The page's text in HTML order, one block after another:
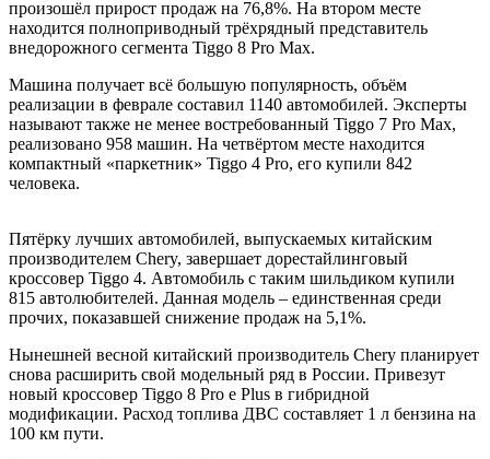
произошёл прирост продаж на 76,8%. На втором месте
находится полноприводный трёхрядный представитель
внедорожного сегмента Tiggo 8 Pro Max.
Машина получает всё большую популярность, объём
реализации в феврале составил 1140 автомобилей. Эксперты
называют также не менее востребованный Tiggo 7 Pro Max,
реализовано 958 машин. На четвёртом месте находится
компактный «паркетник» Tiggo 4 Pro, его купили 842
человека.
Пятёрку лучших автомобилей, выпускаемых китайским
производителем Chery, завершает дорестайлинговый
кроссовер Tiggo 4. Автомобиль с таким шильдиком купили
815 автолюбителей. Данная модель – единственная среди
прочих, показавшей снижение продаж на 5,1%.
Нынешней весной китайский производитель Сhery планирует
снова расширить свой модельный ряд в России. Привезут
новый кроссовер Tiggo 8 Pro e Plus в гибридной
модификации. Расход топлива ДВС составляет 1 л бензина на
100 км пути.